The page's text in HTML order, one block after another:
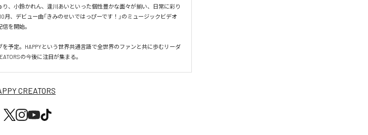
、小鈴かれん、逢川あいといった個性豊かな面々が揃い、日常に彩り
、デビュー曲「きみのせいではっぴーです！」のミュージックビデオ
を開始。
を予定。HAPPYという世界共通言語で全世界のファンと共に歩むリーダ
の今後に注目が集まる。
CREATORS